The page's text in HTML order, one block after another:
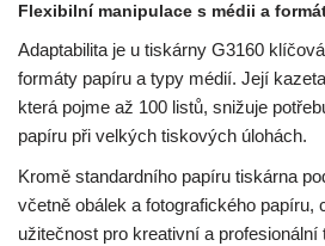
Flexibilní manipulace s médii a
Adaptabilita je u tiskárny G3160
formáty papíru a typy médií. Její
která pojme až 100 listů, snižuje
papíru při velkých tiskových úlohách.
Kromě standardního papíru tiskárna
včetně obálek a fotografického papíru,
užitečnost pro kreativní a profesionální